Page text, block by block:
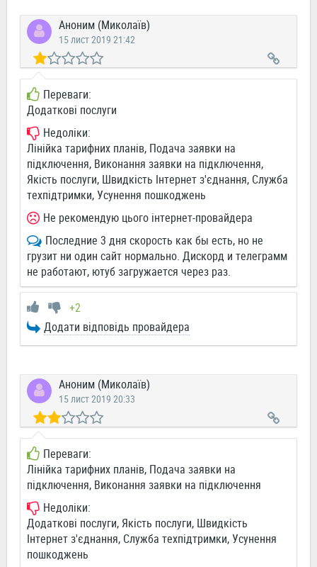
Аноним (Миколаїв)
15 лист 2019 21:42
Переваги:
Додаткові послуги
Недоліки:
Лінійка тарифних планів, Подача заявки на
підключення, Виконання заявки на підключення,
Якість послуги, Швидкість Інтернет з'єднання, Служба
техпідтримки, Усунення пошкоджень
Не рекомендую цього інтернет-провайдера
Последние 3 дня скорость как бы есть, но не
грузит ни один сайт нормально. Дискорд и телеграмм
не работают, ютуб загружается через раз.
+2
Додати відповідь провайдера
Аноним (Миколаїв)
15 лист 2019 20:33
Переваги:
Лінійка тарифних планів, Подача заявки на
підключення, Виконання заявки на підключення
Недоліки:
Додаткові послуги, Якість послуги, Швидкість
Інтернет з'єднання, Служба техпідтримки, Усунення
пошкоджень